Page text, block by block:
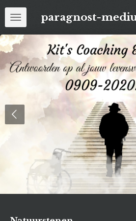
Ga
direct
de
hoofdinhoud
paragnost-